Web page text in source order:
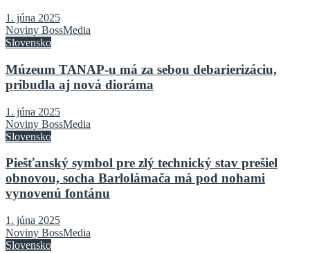
1. júna 2025
Noviny BossMedia
Slovensko
Múzeum TANAP-u má za sebou debarierizáciu,
pribudla aj nová dioráma
1. júna 2025
Noviny BossMedia
Slovensko
Piešťanský symbol pre zlý technický stav prešiel
obnovou, socha Barlolámača má pod nohami
vynovenú fontánu
1. júna 2025
Noviny BossMedia
Slovensko